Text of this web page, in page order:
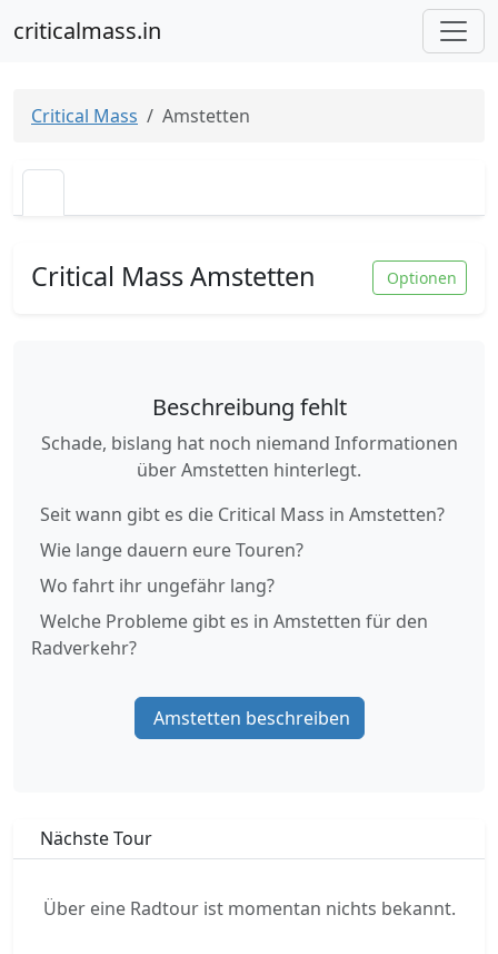
criticalmass.in
Critical Mass Amstetten
Critical Mass Amstetten Optionen
Beschreibung fehlt
Schade, bislang hat noch niemand Informationen
über Amstetten hinterlegt.
Seit wann gibt es die Critical Mass in Amstetten?
Wie lange dauern eure Touren?
Wo fahrt ihr ungefähr lang?
Welche Probleme gibt es in Amstetten für den
Radverkehr?
Amstetten beschreiben
Nächste Tour
Über eine Radtour ist momentan nichts bekannt.